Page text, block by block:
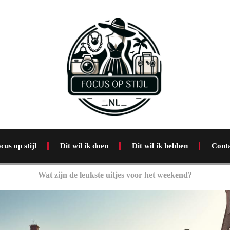
op stijl Dit wil ik doen Dit wil ik hebben
Wat zijn de leukste uitjes voor het weekend?